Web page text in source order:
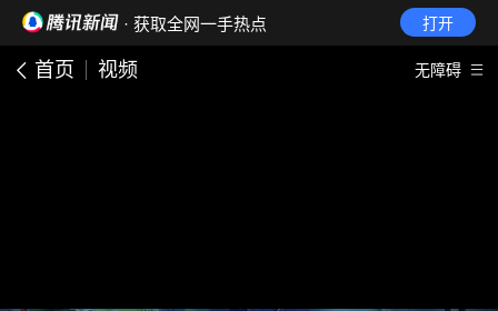
· 获取全网一手热点 打开
首页 视频 无障碍